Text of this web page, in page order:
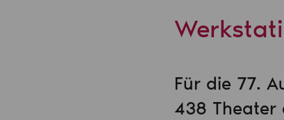
Für die 77.
438 Theater